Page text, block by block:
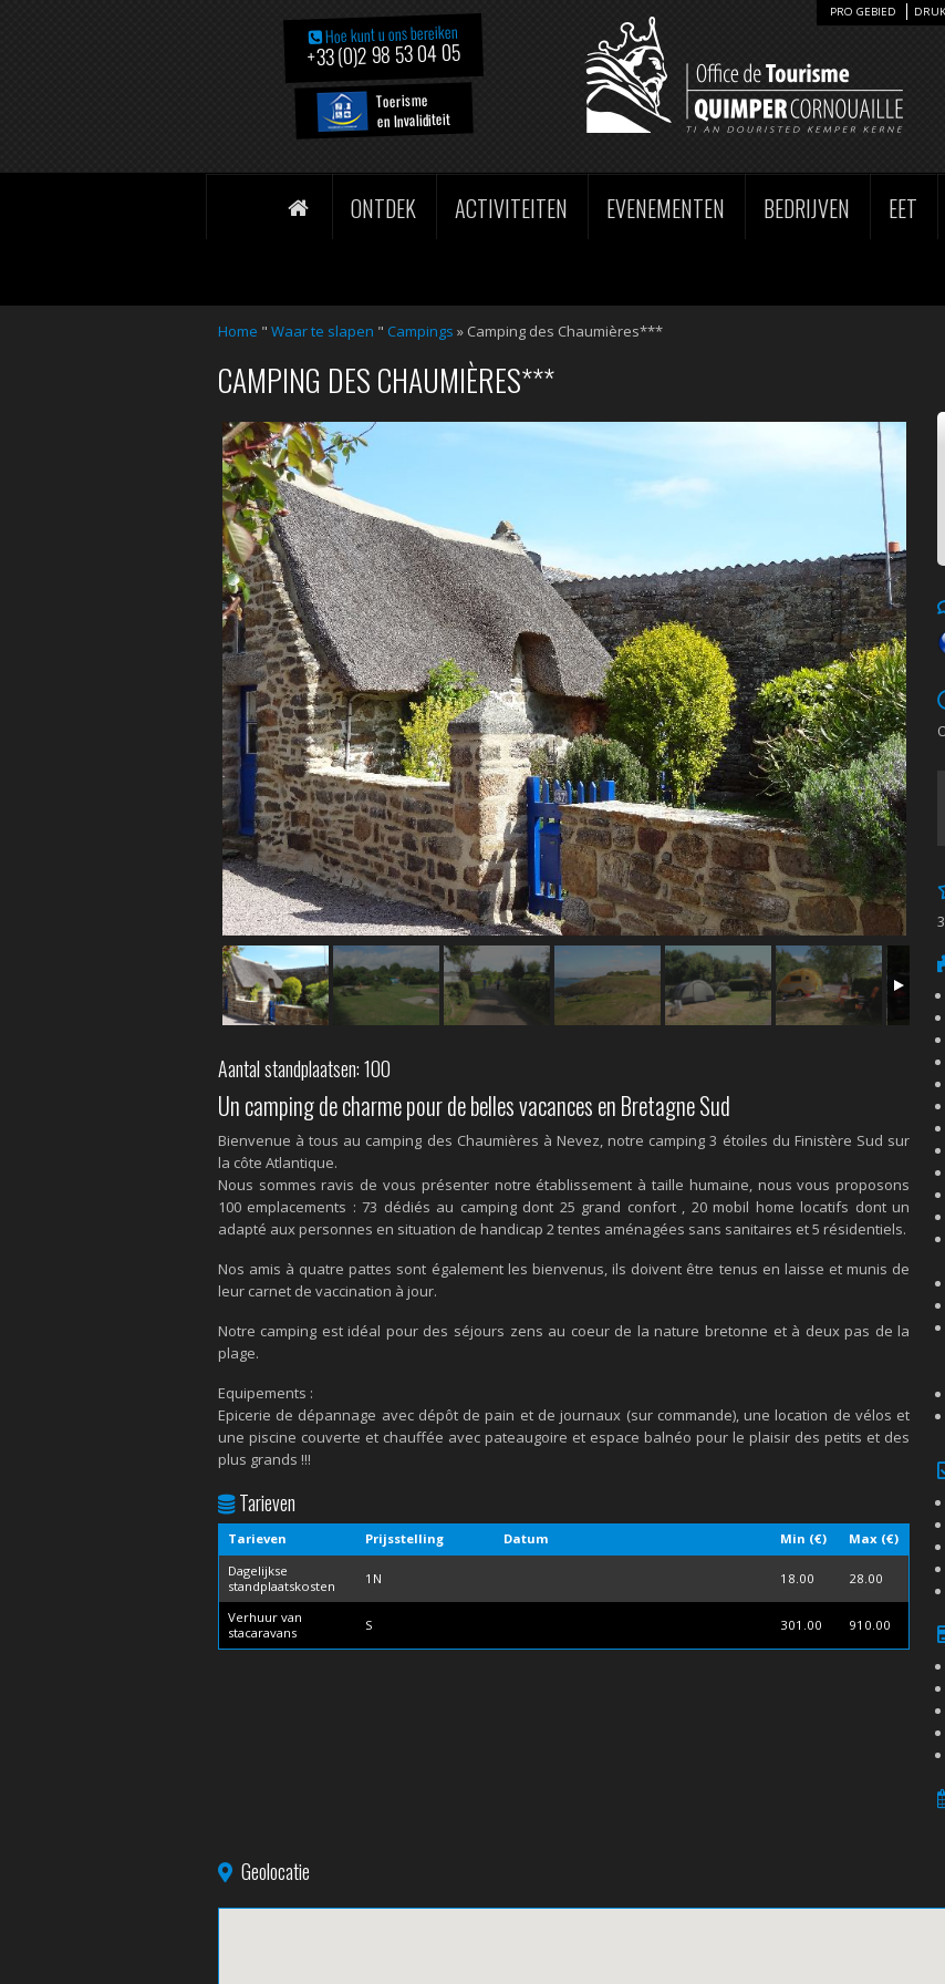
Hoe kunt u ons bereiken
+33 (0)2 98 53 04 05
Toerisme
en Invaliditeit
PRO GEBIED
ONTDEK ACTIVITEITEN EVENEMENTEN BEDRIJVEN EET
Home " Waar te slapen " Campings » Camping des Chaumières***
CAMPING DES CHAUMIÈRES***
Aantal standplaatsen: 100
Un camping de charme pour de belles vacances en Bretagne Sud
Bienvenue à tous au camping des Chaumières à Nevez, notre camping 3 étoiles du Finistère Sud sur
la côte Atlantique.
Nous sommes ravis de vous présenter notre établissement à taille humaine, nous vous proposons
100 emplacements : 73 dédiés au camping dont 25 grand confort , 20 mobil home locatifs dont un
adapté aux personnes en situation de handicap 2 tentes aménagées sans sanitaires et 5 résidentiels.
Nos amis à quatre pattes sont également les bienvenus, ils doivent être tenus en laisse et munis de
leur carnet de vaccination à jour.
Notre camping est idéal pour des séjours zens au coeur de la nature bretonne et à deux pas de la
plage.
Equipements :
Epicerie de dépannage avec dépôt de pain et de journaux (sur commande), une location de vélos et
une piscine couverte et chauffée avec pateaugoire et espace balnéo pour le plaisir des petits et des
plus grands !!!
Tarieven
Tarieven Prijsstelling Datum Min (€)
Max (€)
Dagelijkse
standplaatskosten
1N 18.00 28.00
Verhuur van
stacaravans
S 301.00 910.00
Geolocatie